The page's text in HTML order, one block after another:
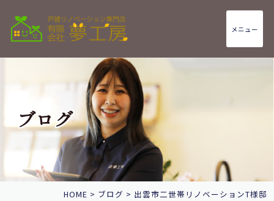
メニュー
ブログ
HOME > ブログ > 出雲市二世帯リノベーションT様邸